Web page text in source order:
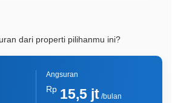
dari properti pilihanmu ini?
Angsuran
Rp 15,5 jt/bulan